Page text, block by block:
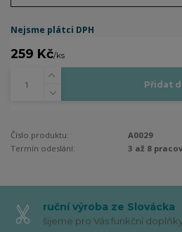
Nejsme plátci DPH
259 Kč/ks
Přidat
Číslo produktu:
A0029
Termín odeslání:
3 až 8
ruční výroba ze Slovácka
šijeme pro Vás funkční